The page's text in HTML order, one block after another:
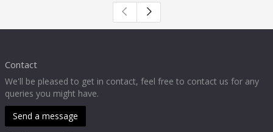
Contact
We'll be pleased to get in contact, feel free to contact us for any
queries you might have.
Send a message